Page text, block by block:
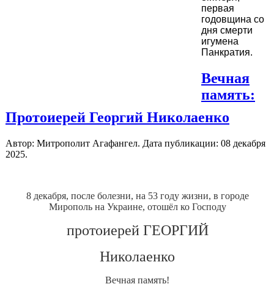
первая
годовщина со
дня смерти
игумена
Панкратия.
Вечная
память:
Протоиерей Георгий Николаенко
Автор: Митрополит Агафангел. Дата публикации: 08 декабря
2025.
8 декабря, после болезни, на 53 году жизни, в городе
Мирополь на Украине, отошёл ко Господу
протоиерей ГЕОРГИЙ
Николаенко
Вечная память!